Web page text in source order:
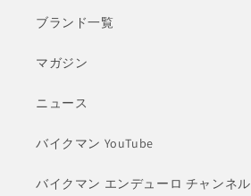
ブランド一覧
マガジン
ニュース
バイクマン YouTube
バイクマン エンデューロ チャンネル